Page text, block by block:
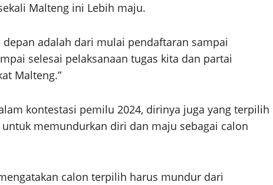
Malteng ini Lebih maju.
adalah dari mulai pendaftaran sampai
selesai pelaksanaan tugas kita dan partai
Malteng.”
kontestasi pemilu 2024, dirinya juga yang terpilih
memundurkan diri dan maju sebagai calon
calon terpilih harus mundur dari